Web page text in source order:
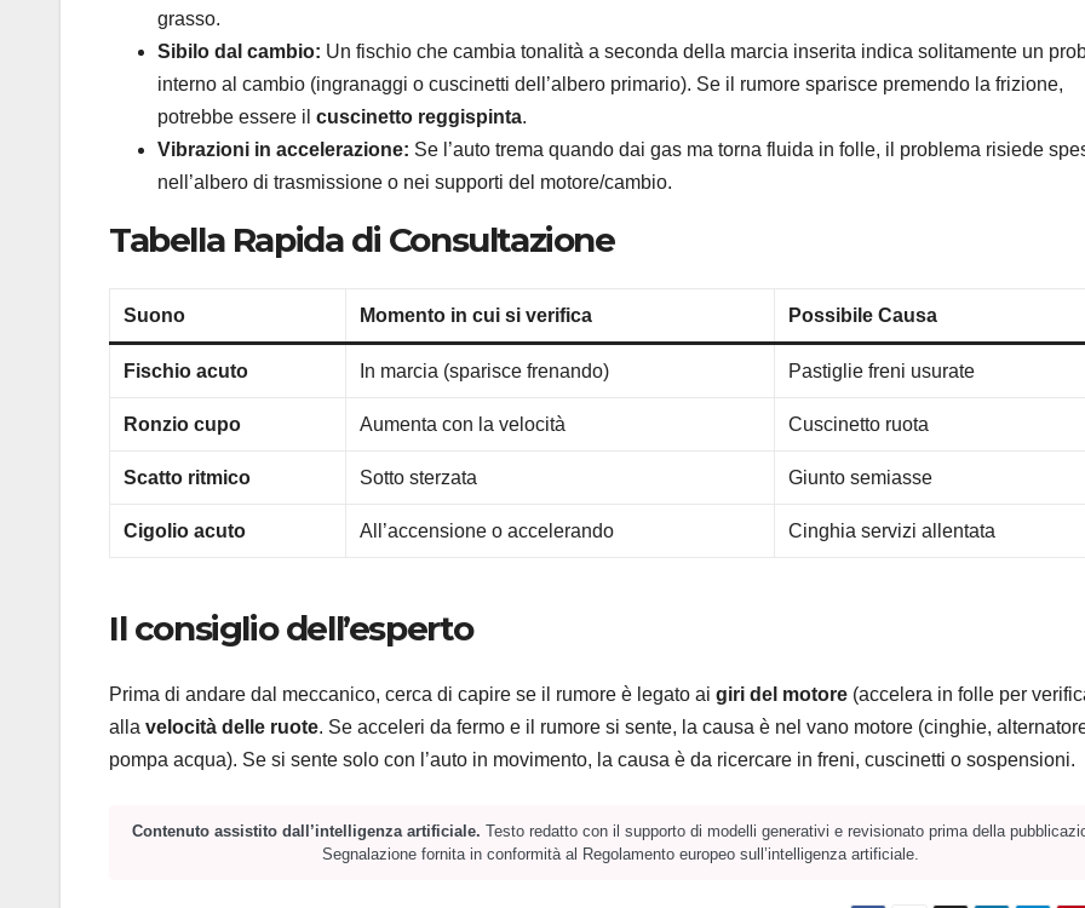
grasso.
Sibilo dal cambio: Un fischio che cambia tonalità a seconda della marcia inserita indica solitamente un
interno al cambio (ingranaggi o cuscinetti dell’albero primario). Se il rumore sparisce premendo la frizione,
potrebbe essere il cuscinetto reggispinta.
Vibrazioni in accelerazione: Se l’auto trema quando dai gas ma torna fluida in folle, il problema risiede
nell’albero di trasmissione o nei supporti del motore/cambio.
Tabella Rapida di Consultazione
Suono Momento in cui si verifica Possibile Causa
Fischio acuto In marcia (sparisce frenando) Pastiglie freni usurate
Ronzio cupo Aumenta con la velocità Cuscinetto ruota
Scatto ritmico Sotto sterzata Giunto semiasse
Cigolio acuto All’accensione o accelerando Cinghia servizi allentata
Il consiglio dell’esperto
Prima di andare dal meccanico, cerca di capire se il rumore è legato ai giri del motore (accelera in folle per
alla velocità delle ruote. Se acceleri da fermo e il rumore si sente, la causa è nel vano motore (cinghie,
pompa acqua). Se si sente solo con l’auto in movimento, la causa è da ricercare in freni, cuscinetti o sospensioni.
Contenuto assistito dall’intelligenza artificiale. Testo redatto con il supporto di modelli generativi e revisionato prima della
Segnalazione fornita in conformità al Regolamento europeo sull’intelligenza artificiale.